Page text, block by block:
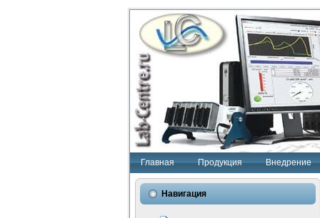
Главная Продукция Внедрение
Навигация